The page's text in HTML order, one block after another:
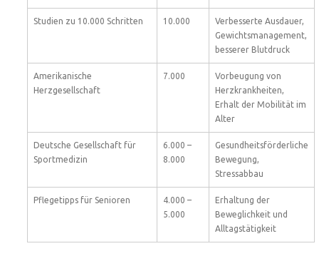
Studien zu 10.000 Schritten 10.000
Verbesserte Ausdauer,
Gewichtsmanagement,
besserer Blutdruck
Amerikanische
Herzgesellschaft
7.000
Vorbeugung von
Herzkrankheiten,
Erhalt der Mobilität im
Alter
Deutsche Gesellschaft für
Sportmedizin
6.000 –
8.000
Gesundheitsförderliche
Bewegung,
Stressabbau
Pflegetipps für Senioren
4.000 –
5.000
Erhaltung der
Beweglichkeit und
Alltagstätigkeit